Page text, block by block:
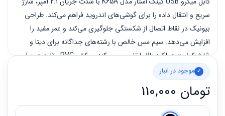
سریع و انتقال داده را برای گوشی‌های اندروید فراهم می‌کند. طراحی
بیونیک در نقاط اتصال از شکستگی جلوگیری می‌کند و عمر مفید را
افزایش می‌دهد. سیم مس خالص با رشته‌های جداگانه برای دیتا و
شارژ، کیفیت عملکرد بالا را تضمین می‌کند. روکش PVC مقاوم در برابر
ساخت ایران با گارانتی 12 ماهه متین.
تومان
موجود در انبار